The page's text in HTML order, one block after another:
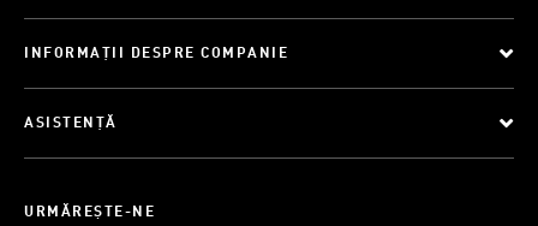
INFORMAȚII DESPRE COMPANIE
ASISTENȚĂ
URMĂREȘTE-NE